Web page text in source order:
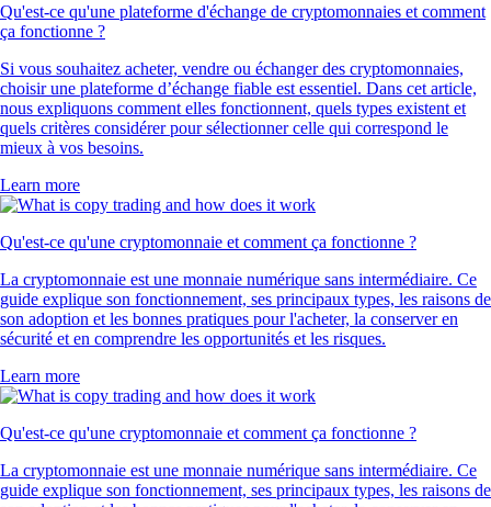
Qu'est-ce qu'une plateforme d'échange de cryptomonnaies et comment
ça fonctionne ?
Si vous souhaitez acheter, vendre ou échanger des cryptomonnaies,
choisir une plateforme d’échange fiable est essentiel. Dans cet article,
nous expliquons comment elles fonctionnent, quels types existent et
quels critères considérer pour sélectionner celle qui correspond le
mieux à vos besoins.
Learn more
Qu'est-ce qu'une cryptomonnaie et comment ça fonctionne ?
La cryptomonnaie est une monnaie numérique sans intermédiaire. Ce
guide explique son fonctionnement, ses principaux types, les raisons de
son adoption et les bonnes pratiques pour l'acheter, la conserver en
sécurité et en comprendre les opportunités et les risques.
Learn more
Qu'est-ce qu'une cryptomonnaie et comment ça fonctionne ?
La cryptomonnaie est une monnaie numérique sans intermédiaire. Ce
guide explique son fonctionnement, ses principaux types, les raisons de